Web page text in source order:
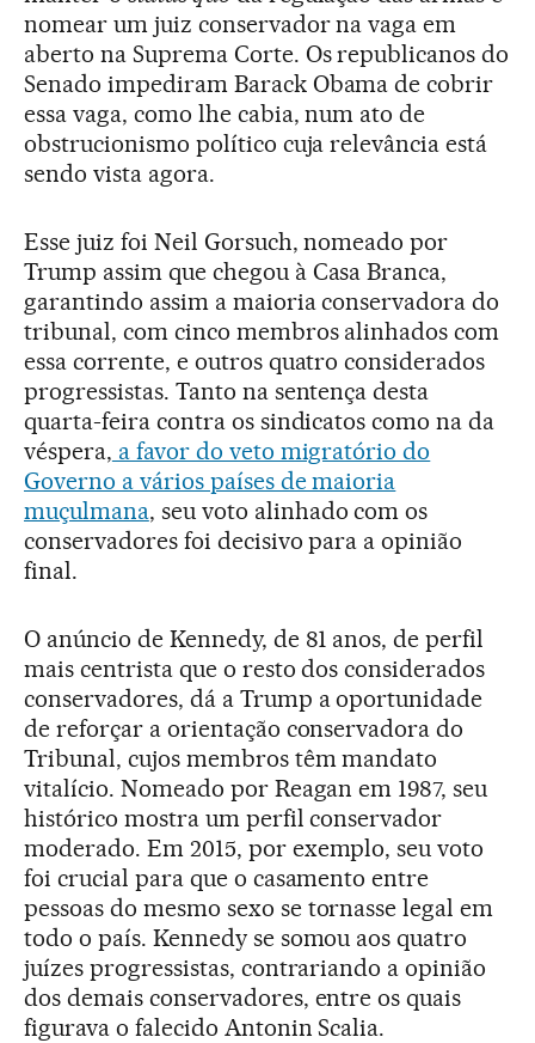
nomear um juiz conservador na vaga em
aberto na Suprema Corte. Os republicanos do
Senado impediram Barack Obama de cobrir
essa vaga, como lhe cabia, num ato de
obstrucionismo político cuja relevância está
sendo vista agora.
Esse juiz foi Neil Gorsuch, nomeado por
Trump assim que chegou à Casa Branca,
garantindo assim a maioria conservadora do
tribunal, com cinco membros alinhados com
essa corrente, e outros quatro considerados
progressistas. Tanto na sentença desta
quarta-feira contra os sindicatos como na da
véspera, a favor do veto migratório do
Governo a vários países de maioria
muçulmana, seu voto alinhado com os
conservadores foi decisivo para a opinião
final.
O anúncio de Kennedy, de 81 anos, de perfil
mais centrista que o resto dos considerados
conservadores, dá a Trump a oportunidade
de reforçar a orientação conservadora do
Tribunal, cujos membros têm mandato
vitalício. Nomeado por Reagan em 1987, seu
histórico mostra um perfil conservador
moderado. Em 2015, por exemplo, seu voto
foi crucial para que o casamento entre
pessoas do mesmo sexo se tornasse legal em
todo o país. Kennedy se somou aos quatro
juízes progressistas, contrariando a opinião
dos demais conservadores, entre os quais
figurava o falecido Antonin Scalia.